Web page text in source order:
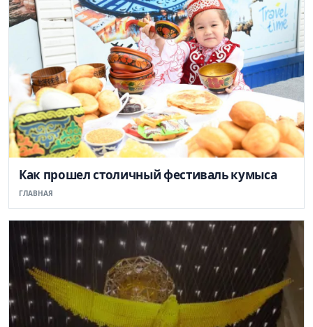
Как прошел столичный фестиваль кумыса
ГЛАВНАЯ